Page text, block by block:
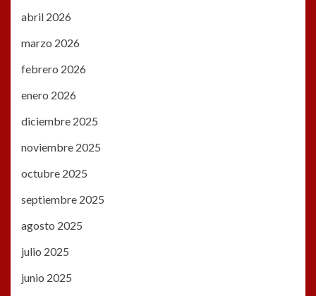
abril 2026
marzo 2026
febrero 2026
enero 2026
diciembre 2025
noviembre 2025
octubre 2025
septiembre 2025
agosto 2025
julio 2025
junio 2025